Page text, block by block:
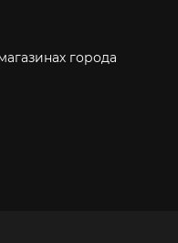
города